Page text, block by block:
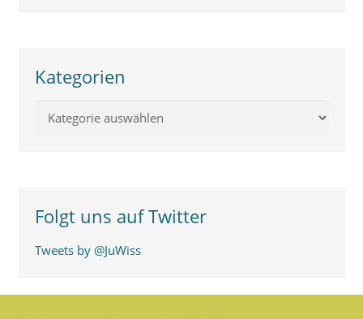
Kategorien
Folgt uns auf Twitter
Tweets by @JuWiss